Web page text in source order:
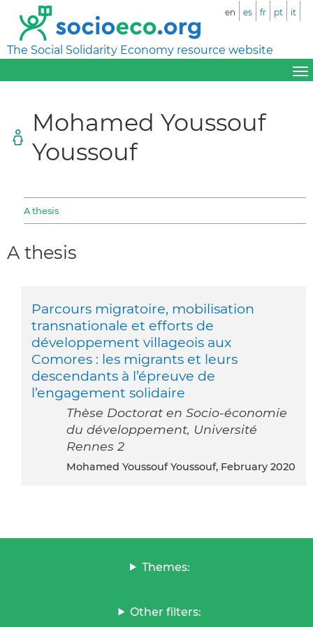
The Social Solidarity Economy resource website
en es fr pt it
Mohamed Youssouf
Youssouf
A thesis
A thesis
Parcours migratoire, mobilisation
transnationale et efforts de
développement villageois aux
Comores : les migrants et leurs
descendants à l’épreuve de
l’engagement solidaire
Thèse Doctorat en Socio-économie
du développement, Université
Rennes 2
Mohamed Youssouf Youssouf, February 2020
Themes:
Other filters: